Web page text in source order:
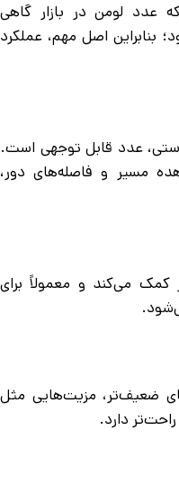
عدد لومن در بازار گاهی
بنابراین اصل مهم، عملکرد
عدد قابل توجهی است.
مسیر و فاصله‌های دور،
کمک می‌کند و معمولاً برای
ضعیف‌تر، مزیت‌هایی مثل
راحت‌تر دارد.